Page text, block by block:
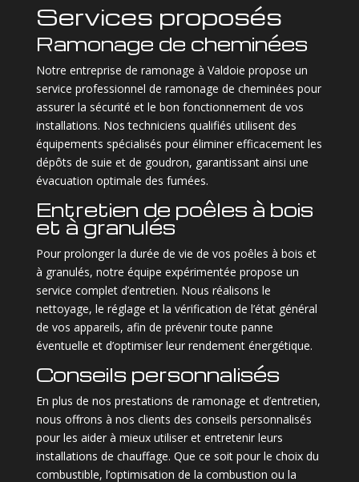
Services proposés
Ramonage de cheminées
Notre entreprise de ramonage à Valdoie propose un
service professionnel de ramonage de cheminées pour
assurer la sécurité et le bon fonctionnement de vos
installations. Nos techniciens qualifiés utilisent des
équipements spécialisés pour éliminer efficacement les
dépôts de suie et de goudron, garantissant ainsi une
évacuation optimale des fumées.
Entretien de poêles à bois
et à granulés
Pour prolonger la durée de vie de vos poêles à bois et
à granulés, notre équipe expérimentée propose un
service complet d’entretien. Nous réalisons le
nettoyage, le réglage et la vérification de l’état général
de vos appareils, afin de prévenir toute panne
éventuelle et d’optimiser leur rendement énergétique.
Conseils personnalisés
En plus de nos prestations de ramonage et d’entretien,
nous offrons à nos clients des conseils personnalisés
pour les aider à mieux utiliser et entretenir leurs
installations de chauffage. Que ce soit pour le choix du
combustible, l’optimisation de la combustion ou la